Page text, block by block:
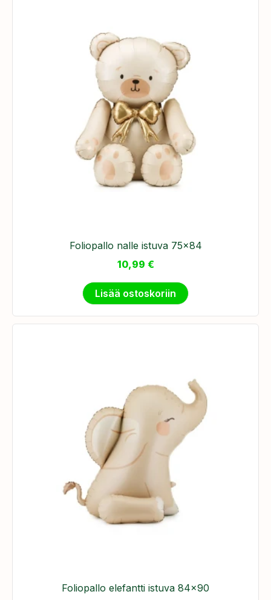
​Foliopallo nalle istuva 75x84
10,99 €
Lisää ostoskoriin
​Foliopallo elefantti istuva 84x90